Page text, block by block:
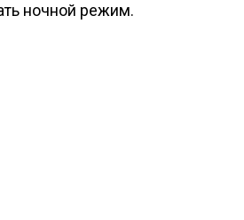
ночной режим.